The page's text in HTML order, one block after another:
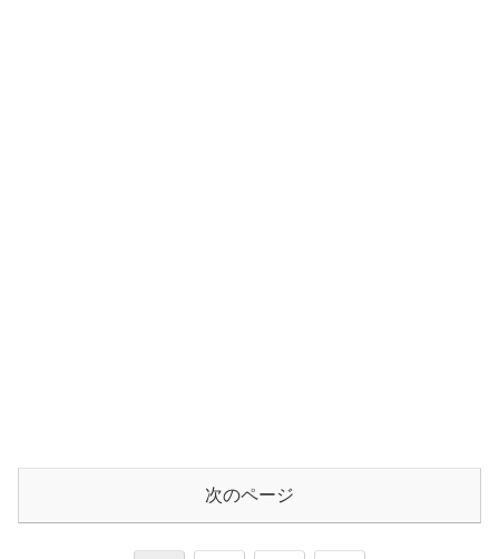
次のページ